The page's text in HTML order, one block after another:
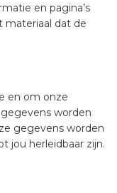
en pagina’s
materiaal dat de
en om onze
worden
gegevens worden
jou herleidbaar zijn.